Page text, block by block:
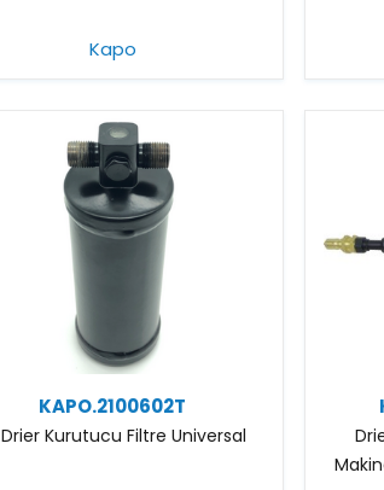
Kapo
KAPO.2100602T
Drier Kurutucu Filtre Universal